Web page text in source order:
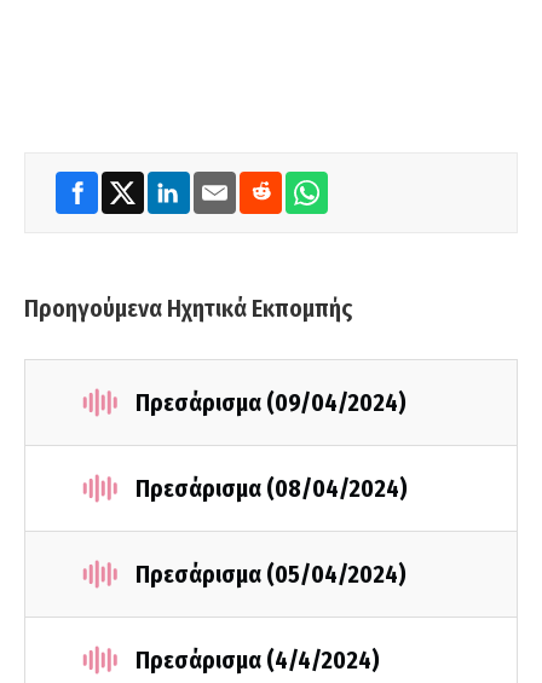
Προηγούμενα Ηχητικά Εκπομπής
Πρεσάρισμα (09/04/2024)
Πρεσάρισμα (08/04/2024)
Πρεσάρισμα (05/04/2024)
Πρεσάρισμα (4/4/2024)